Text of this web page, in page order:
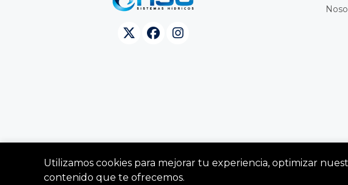
Utilizamos cookies para mejorar tu experiencia, optimizar
contenido que te ofrecemos.